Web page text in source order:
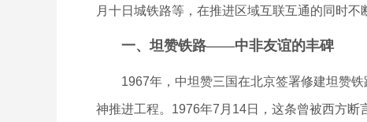
月十日城铁路等，在推进区域互联互通的同时不
一、坦赞铁路——中非友谊的丰碑
1967年，中坦赞三国在北京签署修建坦赞铁
神推进工程。1976年7月14日，这条曾被西方断